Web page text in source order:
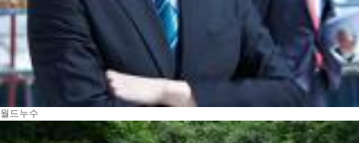
월드누수